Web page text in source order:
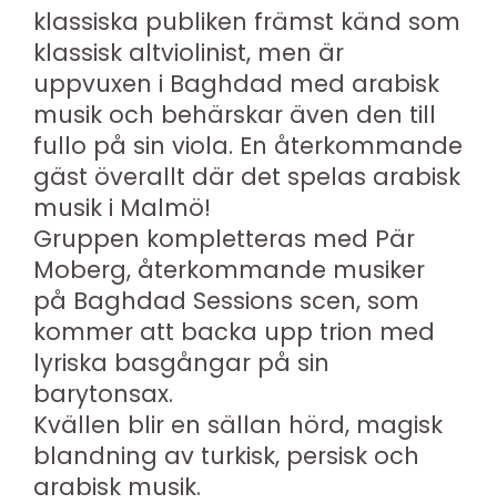
klassiska publiken främst känd som
klassisk altviolinist, men är
uppvuxen i Baghdad med arabisk
musik och behärskar även den till
fullo på sin viola. En återkommande
gäst överallt där det spelas arabisk
musik i Malmö!
Gruppen kompletteras med Pär
Moberg, återkommande musiker
på Baghdad Sessions scen, som
kommer att backa upp trion med
lyriska basgångar på sin
barytonsax.
Kvällen blir en sällan hörd, magisk
blandning av turkisk, persisk och
arabisk musik.